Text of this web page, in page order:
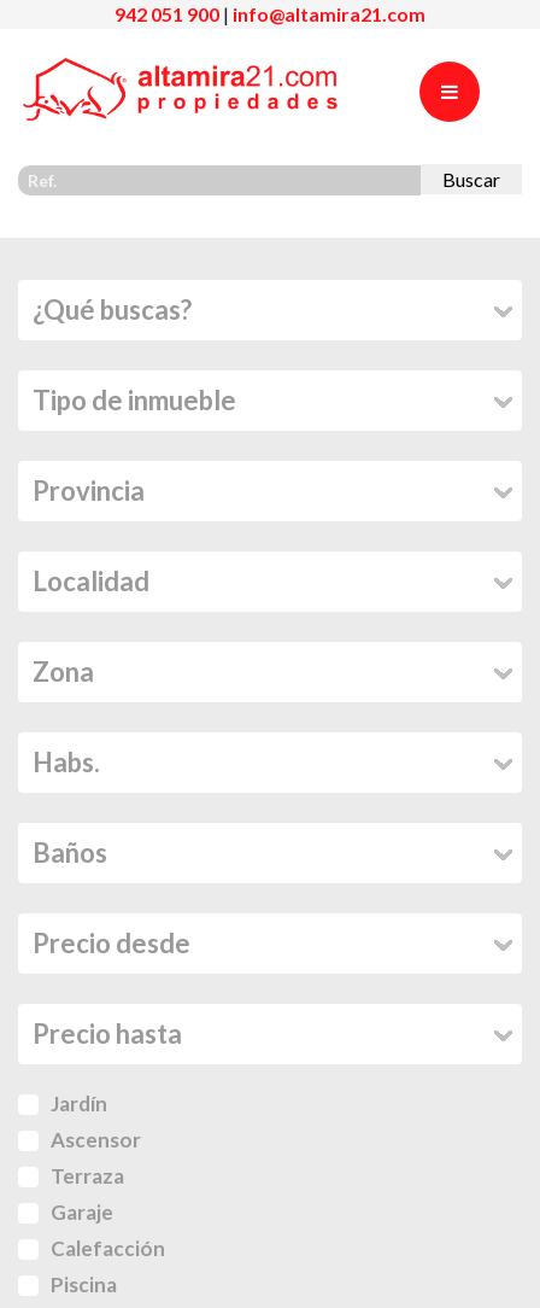
942 051 900 | info@altamira21.com
Buscar
Jardín
Ascensor
Terraza
Garaje
Calefacción
Piscina